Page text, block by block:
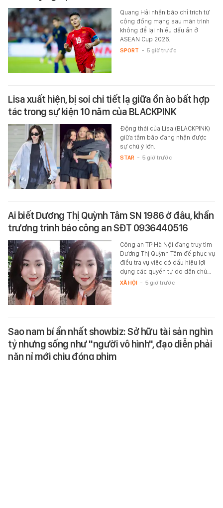
Quang Hải nhận bão chỉ trích từ
cộng đồng mạng sau màn trình
không để lại nhiều dấu ấn ở
ASEAN Cup 2026.
SPORT - 5 giờ trước
Lisa xuất hiện, bị soi chi tiết lạ giữa ồn ào bất hợp
tác trong sự kiện 10 năm của BLACKPINK
Động thái của Lisa (BLACKPINK)
giữa tâm bão đang nhận được
sự chú ý lớn.
STAR - 5 giờ trước
Ai biết Dương Thị Quỳnh Tâm SN 1986 ở đâu, khẩn
trương trình báo công an SĐT 0936440516
Công an TP Hà Nội đang truy tìm
Dương Thị Quỳnh Tâm để phục vụ
điều tra vụ việc có dấu hiệu lợi
dụng các quyền tự do dân chủ…
XÃ HỘI - 5 giờ trước
Sao nam bí ẩn nhất showbiz: Sở hữu tài sản nghìn
tỷ nhưng sống như "người vô hình", đạo diễn phải
năn nỉ mới chịu đóng phim